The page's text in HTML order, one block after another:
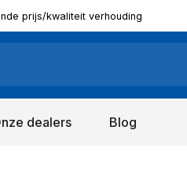
prijs/kwaliteit verhouding
dealers Blog